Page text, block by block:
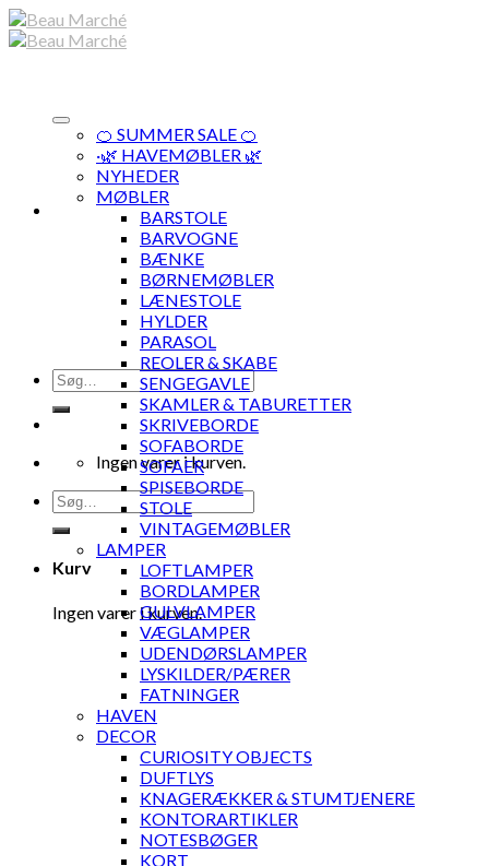
Skip
to
Søg
efter:
Ingen varer i kurven.
Søg
efter:
Kurv
Ingen varer i kurven.
🍊 SUMMER SALE 🍊
·🌿 HAVEMØBLER 🌿
NYHEDER
MØBLER
BARSTOLE
BARVOGNE
BÆNKE
BØRNEMØBLER
LÆNESTOLE
HYLDER
PARASOL
REOLER & SKABE
SENGEGAVLE
SKAMLER & TABURETTER
SKRIVEBORDE
SOFABORDE
SOFAER
SPISEBORDE
STOLE
VINTAGEMØBLER
LAMPER
LOFTLAMPER
BORDLAMPER
GULVLAMPER
VÆGLAMPER
UDENDØRSLAMPER
LYSKILDER/PÆRER
FATNINGER
HAVEN
DECOR
CURIOSITY OBJECTS
DUFTLYS
KNAGERÆKKER & STUMTJENERE
KONTORARTIKLER
NOTESBØGER
KORT